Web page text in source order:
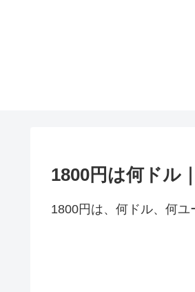
1800円は何ドル
1800円は、何ドル、何ユ